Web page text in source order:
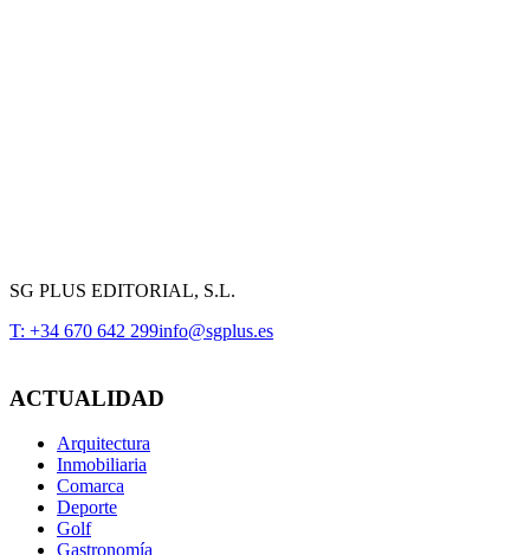
SG PLUS EDITORIAL, S.L.
T: +34 670 642 299info@sgplus.es
ACTUALIDAD
Arquitectura
Inmobiliaria
Comarca
Deporte
Golf
Gastronomía